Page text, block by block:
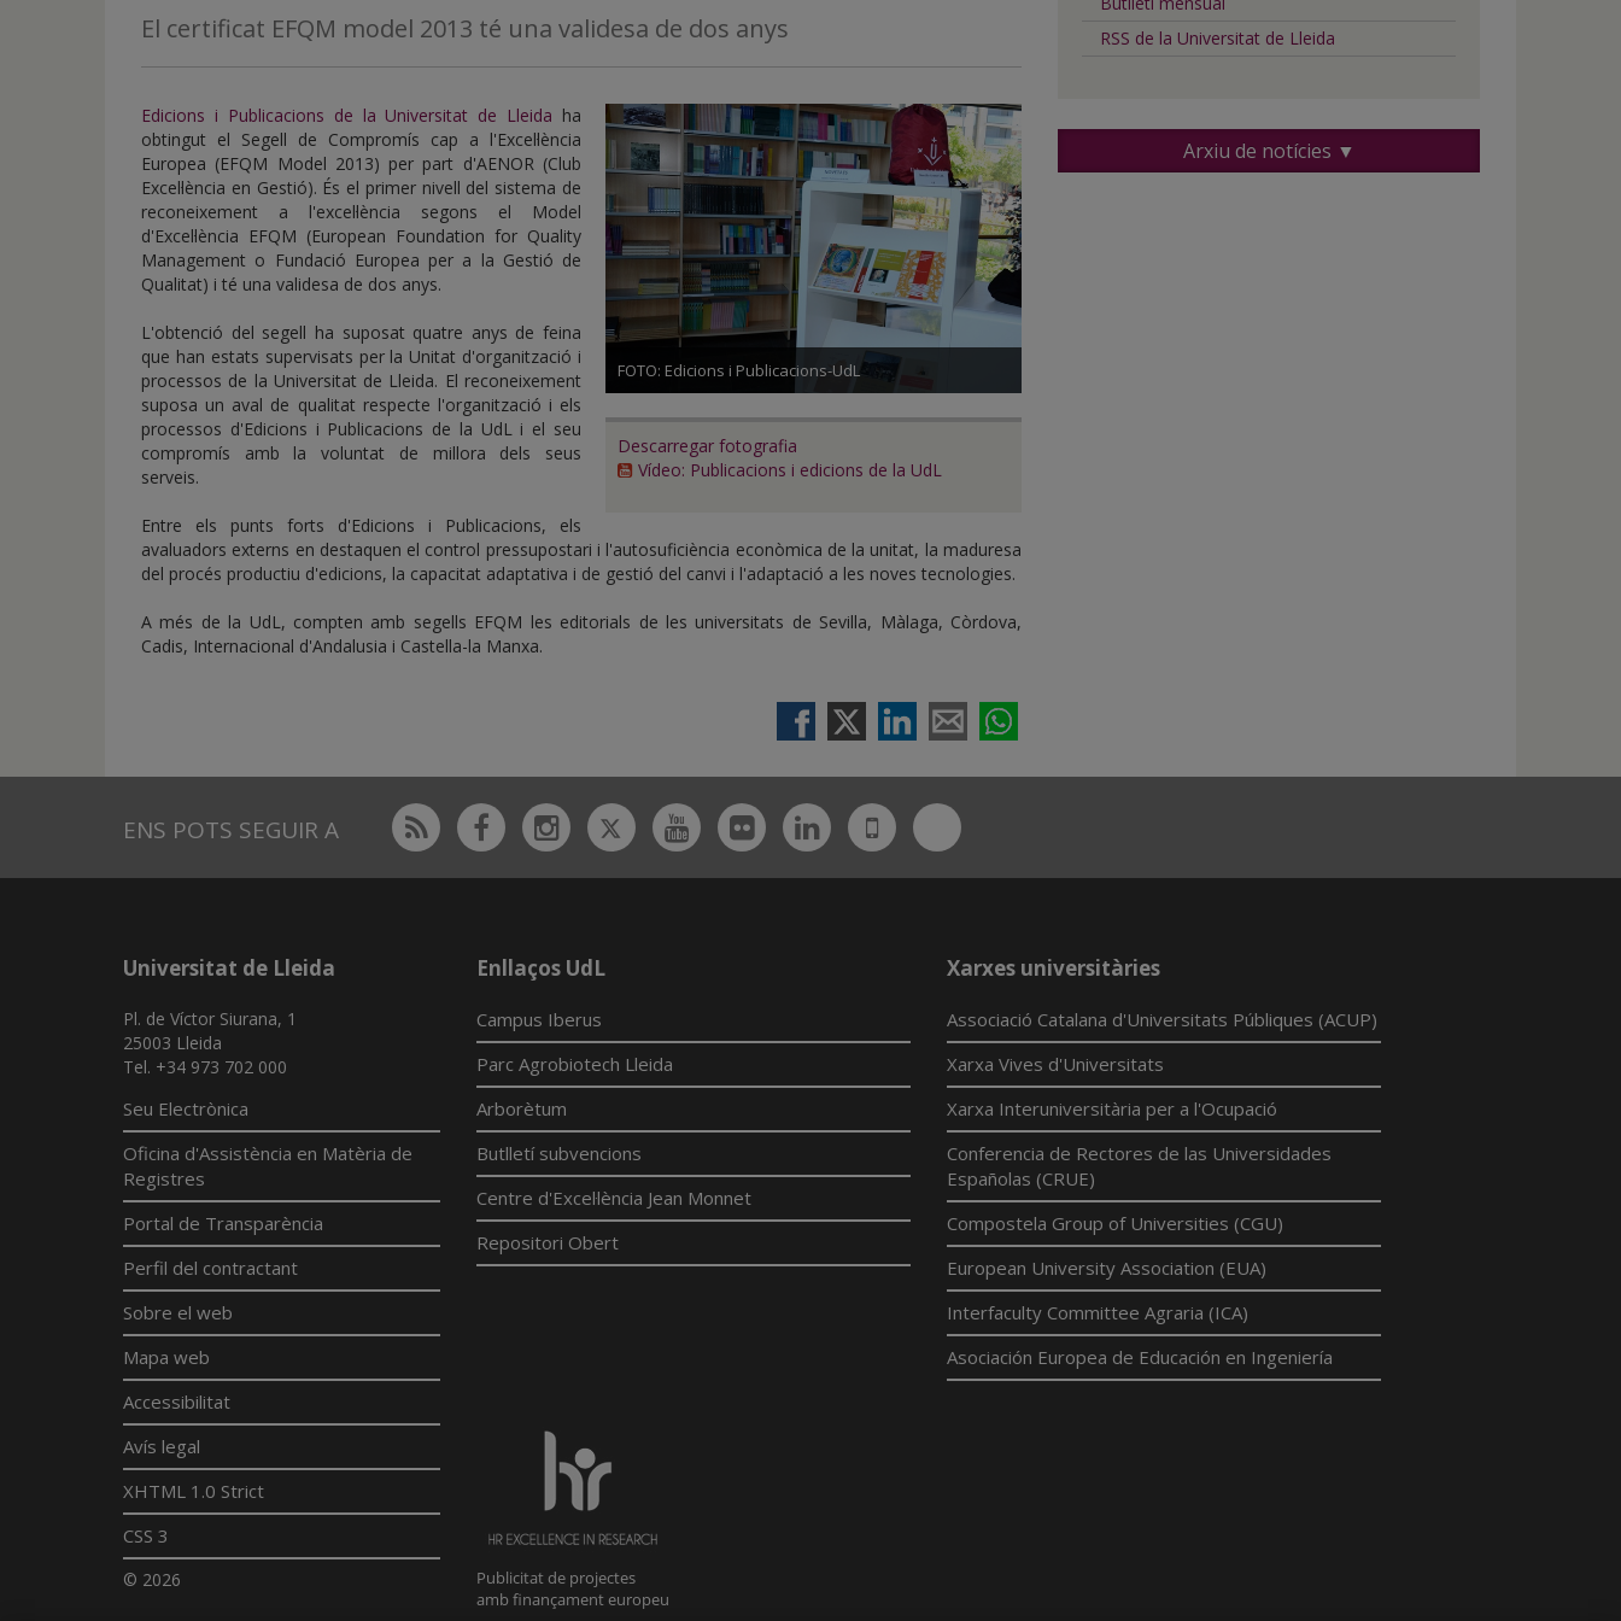
inicio
El certificat EFQM model 2013 té una validesa de dos anys
FOTO: Edicions i Publicacions-UdL
Descarregar fotografia
Vídeo: Publicacions i edicions de la UdL
Edicions i Publicacions de la Universitat de Lleida ha
obtingut el Segell de Compromís cap a l'Excel·lència
Europea (EFQM Model 2013) per part d'AENOR (Club
Excel·lència en Gestió). És el primer nivell del sistema de
reconeixement a l'excel·lència segons el Model
d'Excel·lència EFQM (European Foundation for Quality
Management o Fundació Europea per a la Gestió de
Qualitat) i té una validesa de dos anys.
L'obtenció del segell ha suposat quatre anys de feina
que han estats supervisats per la Unitat d'organització i
processos de la Universitat de Lleida. El reconeixement
suposa un aval de qualitat respecte l'organització i els
processos d'Edicions i Publicacions de la UdL i el seu
compromís amb la voluntat de millora dels seus
serveis.
Entre els punts forts d'Edicions i Publicacions, els
avaluadors externs en destaquen el control pressupostari i l'autosuficiència econòmica de la unitat, la maduresa
del procés productiu d'edicions, la capacitat adaptativa i de gestió del canvi i l'adaptació a les noves tecnologies.
A més de la UdL, compten amb segells EFQM les editorials de les universitats de Sevilla, Màlaga, Còrdova,
Cadis, Internacional d'Andalusia i Castella-la Manxa.
RSS de la Universitat de Lleida
Arxiu de notícies ▼
ENS POTS SEGUIR A Rss FacebookInstagram
TwitterYoutubeFlickrLinkedin
UdL
App
Bluesky
Universitat de Lleida
Pl. de Víctor Siurana, 1
25003 Lleida
Tel. +34 973 702 000
Seu Electrònica
Oficina d'Assistència en Matèria de
Registres
Portal de Transparència
Perfil del contractant
Sobre el web
Mapa web
Accessibilitat
Avís legal
XHTML 1.0 Strict
CSS 3
© 2026
Enllaços UdL
Campus Iberus
Parc Agrobiotech Lleida
Arborètum
Butlletí subvencions
Centre d'Excel·lència Jean Monnet
Repositori Obert
Xarxes universitàries
Associació Catalana d'Universitats Públiques (ACUP)
Xarxa Vives d'Universitats
Xarxa Interuniversitària per a l'Ocupació
Conferencia de Rectores de las Universidades
Españolas (CRUE)
Compostela Group of Universities (CGU)
European University Association (EUA)
Interfaculty Committee Agraria (ICA)
Asociación Europea de Educación en Ingeniería